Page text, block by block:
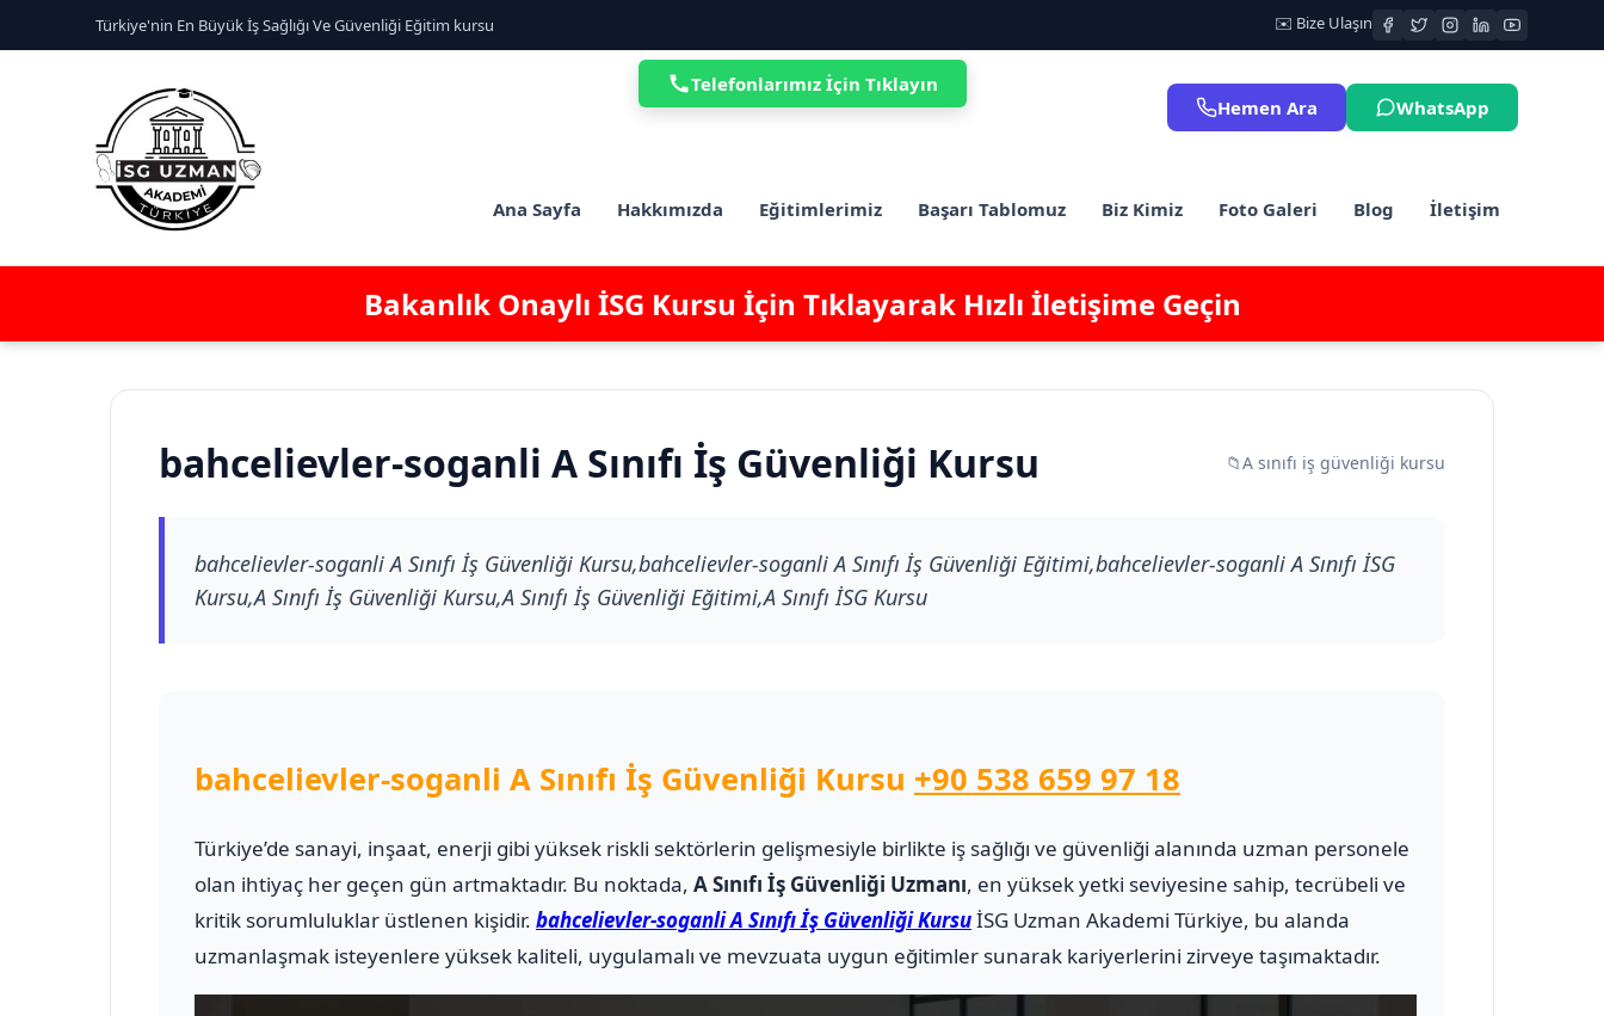
Türkiye'nin En Büyük İş Sağlığı Ve Güvenliği Eğitim kursu ✉️ Bize Ulaşın
Ana Sayfa Hakkımızda Eğitimlerimiz Başarı Tablomuz Biz Kimiz Foto Galeri Blog İletişim
Hemen Ara WhatsApp
Bakanlık Onaylı İSG Kursu İçin Tıklayarak Hızlı İletişime Geçin
bahcelievler-soganli A Sınıfı İş Güvenliği Kursu 📁A sınıfı iş güvenliği kursu
bahcelievler-soganli A Sınıfı İş Güvenliği Kursu,bahcelievler-soganli A Sınıfı İş Güvenliği Eğitimi,bahcelievler-soganli A Sınıfı İSG
Kursu,A Sınıfı İş Güvenliği Kursu,A Sınıfı İş Güvenliği Eğitimi,A Sınıfı İSG Kursu
bahcelievler-soganli A Sınıfı İş Güvenliği Kursu +90 538 659 97 18
Türkiye’de sanayi, inşaat, enerji gibi yüksek riskli sektörlerin gelişmesiyle birlikte iş sağlığı ve güvenliği alanında uzman personele
olan ihtiyaç her geçen gün artmaktadır. Bu noktada, A Sınıfı İş Güvenliği Uzmanı, en yüksek yetki seviyesine sahip, tecrübeli ve
kritik sorumluluklar üstlenen kişidir. bahcelievler-soganli A Sınıfı İş Güvenliği KursuİSG Uzman Akademi Türkiye, bu alanda
uzmanlaşmak isteyenlere yüksek kaliteli, uygulamalı ve mevzuata uygun eğitimler sunarak kariyerlerini zirveye taşımaktadır.
Telefonlarımız İçin Tıklayın